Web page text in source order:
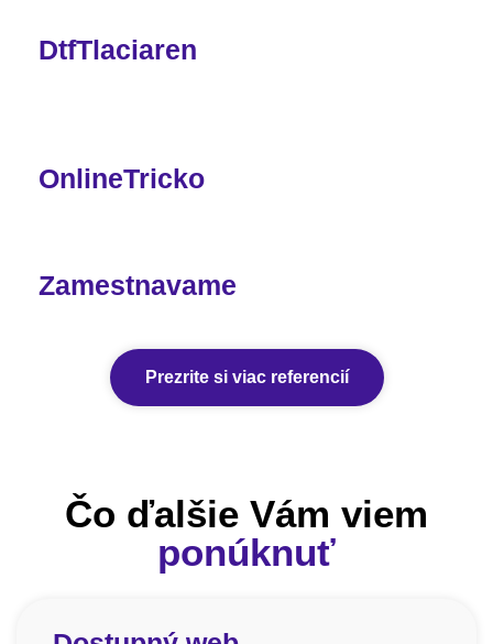
DtfTlaciaren
OnlineTricko
Zamestnavame
Prezrite si viac referencií
Čo ďalšie Vám viem
ponúknuť